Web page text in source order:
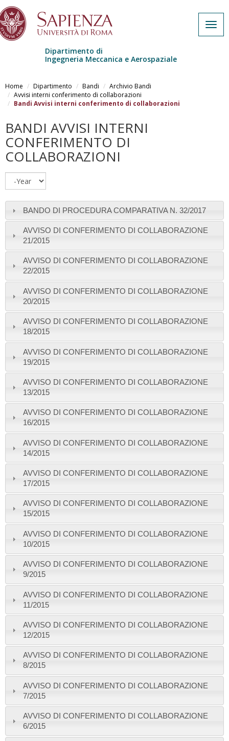
Dipartimento di
Ingegneria Meccanica e Aerospaziale
Home Dipartimento Bandi
Archivio Bandi
Avvisi interni conferimento di collaborazioni
Bandi Avvisi interni conferimento di collaborazioni
BANDI AVVISI INTERNI
CONFERIMENTO DI
COLLABORAZIONI
BANDO DI PROCEDURA COMPARATIVA N. 32/2017
AVVISO DI CONFERIMENTO DI COLLABORAZIONE
21/2015
AVVISO DI CONFERIMENTO DI COLLABORAZIONE
22/2015
AVVISO DI CONFERIMENTO DI COLLABORAZIONE
20/2015
AVVISO DI CONFERIMENTO DI COLLABORAZIONE
18/2015
AVVISO DI CONFERIMENTO DI COLLABORAZIONE
19/2015
AVVISO DI CONFERIMENTO DI COLLABORAZIONE
13/2015
AVVISO DI CONFERIMENTO DI COLLABORAZIONE
16/2015
AVVISO DI CONFERIMENTO DI COLLABORAZIONE
14/2015
AVVISO DI CONFERIMENTO DI COLLABORAZIONE
17/2015
AVVISO DI CONFERIMENTO DI COLLABORAZIONE
15/2015
AVVISO DI CONFERIMENTO DI COLLABORAZIONE
10/2015
AVVISO DI CONFERIMENTO DI COLLABORAZIONE
9/2015
AVVISO DI CONFERIMENTO DI COLLABORAZIONE
11/2015
AVVISO DI CONFERIMENTO DI COLLABORAZIONE
12/2015
AVVISO DI CONFERIMENTO DI COLLABORAZIONE
8/2015
AVVISO DI CONFERIMENTO DI COLLABORAZIONE
7/2015
AVVISO DI CONFERIMENTO DI COLLABORAZIONE
6/2015